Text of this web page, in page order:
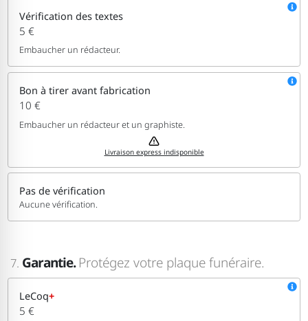
Vérification des textes
5 €
Embaucher un rédacteur.
Bon à tirer avant fabrication
10 €
Embaucher un rédacteur et un graphiste.
Livraison express indisponible
Pas de vérification
Aucune vérification.
7. Garantie. Protégez votre plaque funéraire.
LeCoq+
5 €